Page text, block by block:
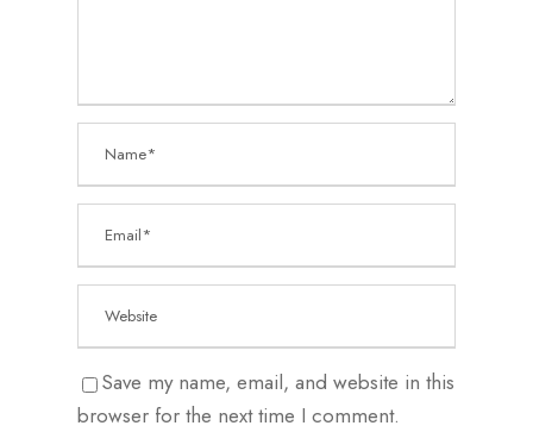
Save my name, email, and website in this
browser for the next time I comment.